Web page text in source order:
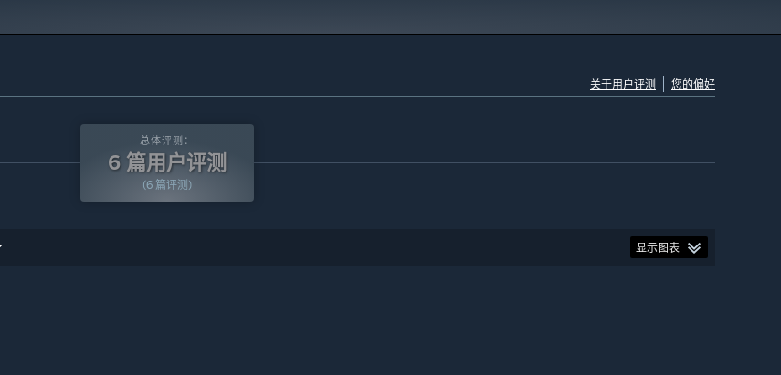
关于用户评测 您的偏好
总体评测：
6 篇用户评测
(6 篇评测)
显示图表